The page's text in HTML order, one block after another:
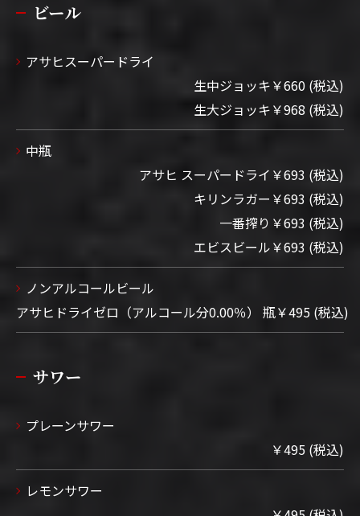
ビール
アサヒスーパードライ
生中ジョッキ￥660 (税込)
生大ジョッキ￥968 (税込)
中瓶
アサヒ スーパードライ￥693 (税込)
キリンラガー￥693 (税込)
一番搾り￥693 (税込)
エビスビール￥693 (税込)
ノンアルコールビール
アサヒドライゼロ（アルコール分0.00％） 瓶￥495 (税込)
サワー
プレーンサワー
￥495 (税込)
レモンサワー
お問い合わせはこちら